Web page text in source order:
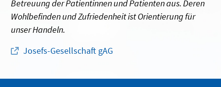
Betreuung der Patientinnen und Patienten aus. Deren
Wohlbefinden und Zufriedenheit ist Orientierung für
unser Handeln.
Josefs-Gesellschaft gAG